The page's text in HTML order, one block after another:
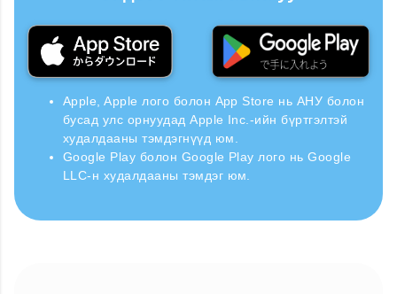
Apple, Apple лого болон App Store нь АНУ болон
бусад улс орнуудад Apple Inc.-ийн бүртгэлтэй
худалдааны тэмдэгнүүд юм.
Google Play болон Google Play лого нь Google
LLC-н худалдааны тэмдэг юм.